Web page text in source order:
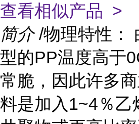
查看相似产品 >
简介 /物理特性：
型的PP温度高于
常脆，因此许多
料是加入1~4％乙